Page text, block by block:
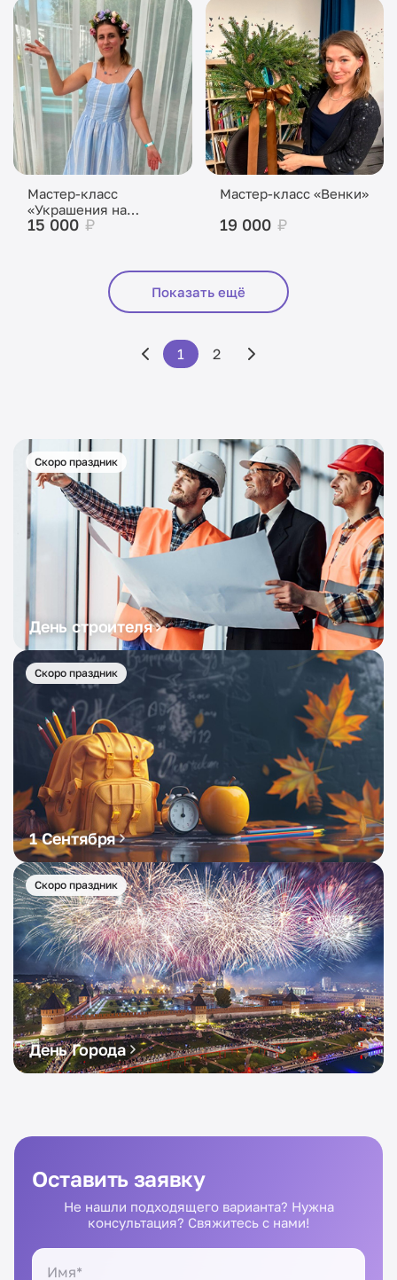
Мастер-класс
«Украшения на
голову»
15 000 ₽
Мастер-класс «Венки»
19 000 ₽
Показать ещё
1 2
Скоро праздник
День строителя
Скоро праздник
1 Сентября
Скоро праздник
День Города
Оставить заявку
Не нашли подходящего варианта? Нужна
консультация? Свяжитесь с нами!